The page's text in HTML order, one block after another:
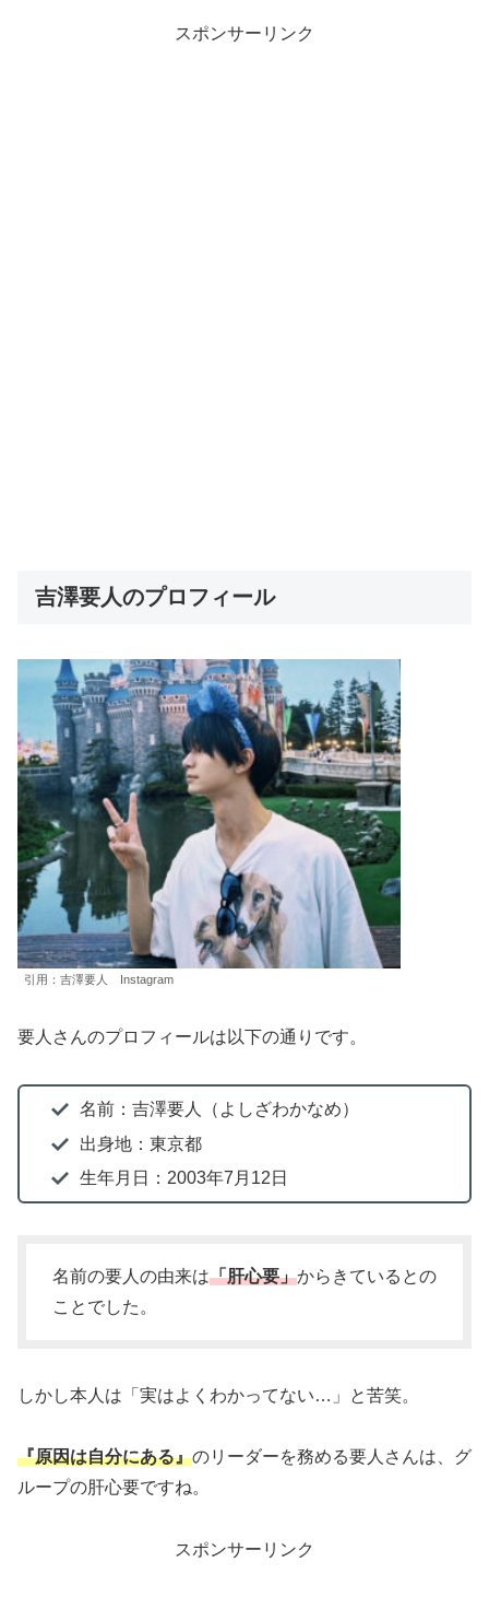
スポンサーリンク
吉澤要人のプロフィール
引用：吉澤要人 Instagram
要人さんのプロフィールは以下の通りです。
名前：吉澤要人（よしざわかなめ）
出身地：東京都
生年月日：2003年7月12日
名前の要人の由来は「肝心要」からきているとの
ことでした。
しかし本人は「実はよくわかってない…」と苦笑。
『原因は自分にある』のリーダーを務める要人さんは、グ
ループの肝心要ですね。
スポンサーリンク